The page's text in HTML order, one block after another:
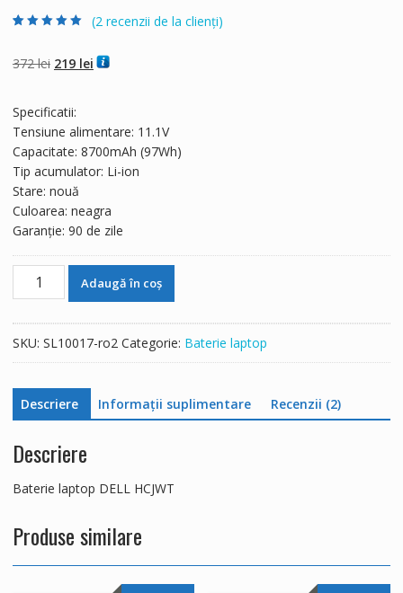
evaluări de la
clienți
(2 recenzii de la clienți)
372lei Prețul
fost:
372 lei.
219 leiPrețul
Specificatii:
Tensiune alimentare: 11.1V
Capacitate: 8700mAh (97Wh)
Tip acumulator: Li-ion
Stare: nouă
Culoarea: neagra
Garanție: 90 de zile
Cantitate
HCJWT
Adaugă în coș
SKU: SL10017-ro2 Categorie: Baterie laptop
Descriere Informații suplimentare Recenzii (2)
Descriere
Baterie laptop DELL HCJWT
Produse similare